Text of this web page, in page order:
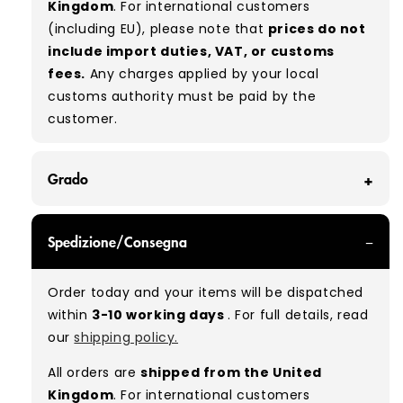
Kingdom. For international customers
(including EU), please note that prices do not
include import duties, VAT, or customs
fees. Any charges applied by your local
customs authority must be paid by the
customer.
Grado
can expect items that are in great condition
with minimal signs of wear. While they are
used, they remain free of significant defects
and are in excellent shape overall.
Please note:As these are vintage/used
Spedizione/Consegna
Order today and your items will be dispatched
within 3-10 working days. For full details, read
ourshipping policy.
All orders are shipped from the United
Kingdom. For international customers